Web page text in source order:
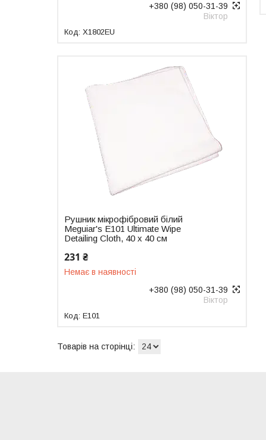
+380 (98) 050-31-39
Віктор
X1802EU
Рушник мікрофібровий білий
Meguiar's E101 Ultimate Wipe
Detailing Cloth, 40 х 40 см
231 ₴
Немає в наявності
+380 (98) 050-31-39
Віктор
E101